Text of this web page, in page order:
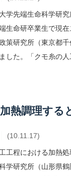
学先端生命科学研
生命研卒業生で現
策研究所（東京都
した。「クモ糸の
熱調理する
(10.11.17)
工程における加熱
学研究所（山形県